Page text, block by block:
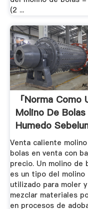
(2 ...
「norma Como
Molino De Bolas
Humedo
Venta caliente
bolas en venta con
precio. Un molino de
es un tipo del molino
utilizado para moler y
mezclar materiales
en procesos de